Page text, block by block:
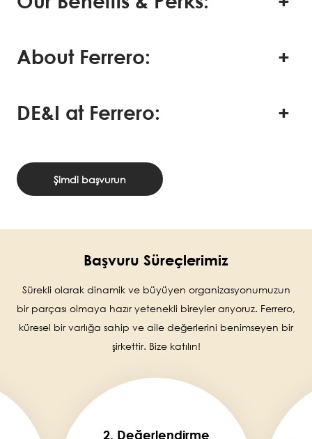
About Ferrero:
DE&I at Ferrero:
Şimdi başvurun
Başvuru Süreçlerimiz
Sürekli olarak dinamik ve büyüyen organizasyonumuzun
bir parçası olmaya hazır yetenekli bireyler arıyoruz. Ferrero,
küresel bir varlığa sahip ve aile değerlerini benimseyen bir
şirkettir. Bize katılın!
2. Değerlendirme